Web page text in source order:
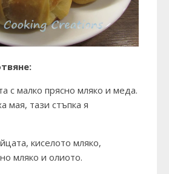
с малко прясно мляко и меда.
мая, тази стъпка я
киселото мляко,
мляко и олиото.